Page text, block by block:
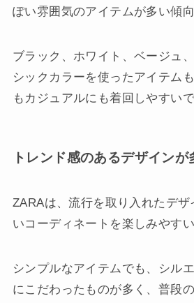
ぽい雰囲気のアイテムが多い傾向
ブラック、ホワイト、ベージュ
シックカラーを使ったアイテム
もカジュアルにも着回しやすいで
トレンド感のあるデザインが
ZARAは、流行を取り入れたデ
いコーディネートを楽しみやす
シンプルなアイテムでも、シル
にこだわったものが多く、普段